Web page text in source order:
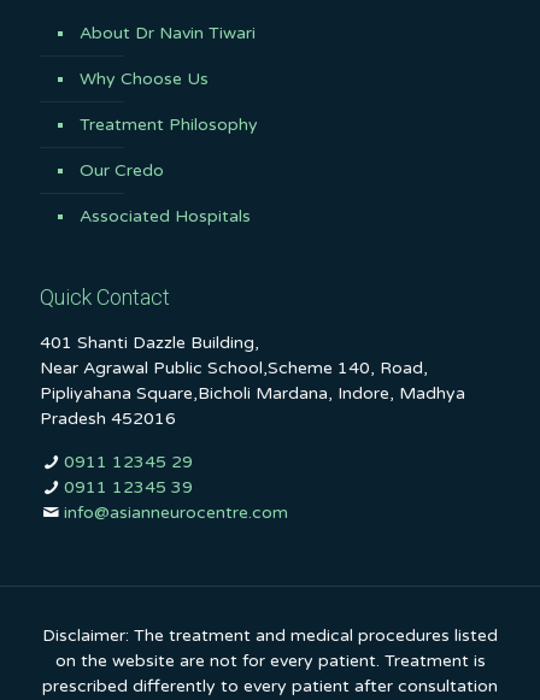
About Dr Navin Tiwari
Why Choose Us
Treatment Philosophy
Our Credo
Associated Hospitals
Quick Contact
401 Shanti Dazzle Building,
Near Agrawal Public School,Scheme 140, Road,
Pipliyahana Square,Bicholi Mardana, Indore, Madhya
Pradesh 452016
0911 12345 29
0911 12345 39
info@asianneurocentre.com
Disclaimer: The treatment and medical procedures listed
on the website are not for every patient. Treatment is
prescribed differently to every patient after consultation